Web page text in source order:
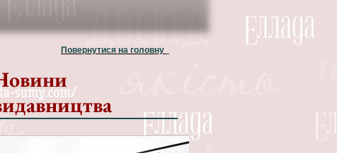
Повернутися на головну